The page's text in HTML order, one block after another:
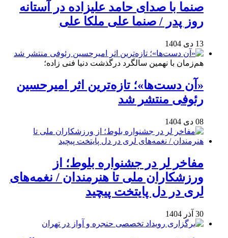
صنما با صدای حامد علیزاده در آستانه
روز پدر / صنما علی ملکا علی
13 دی 1404
هم‌زمان با نهمین سالگرد درگذشت دنیا فنی زاده؛
«آن دست‌ها»؛ تازه‌ترین اثر امیرحسین
رئوفی منتشر شد
08 دی 1404
مفاخر لر در جشنواره بلوط؛ از
ورزشکاران ملی تا هنرمندان / نغمه‌های
لری در دل پایتخت پیچید
30 آذر 1404